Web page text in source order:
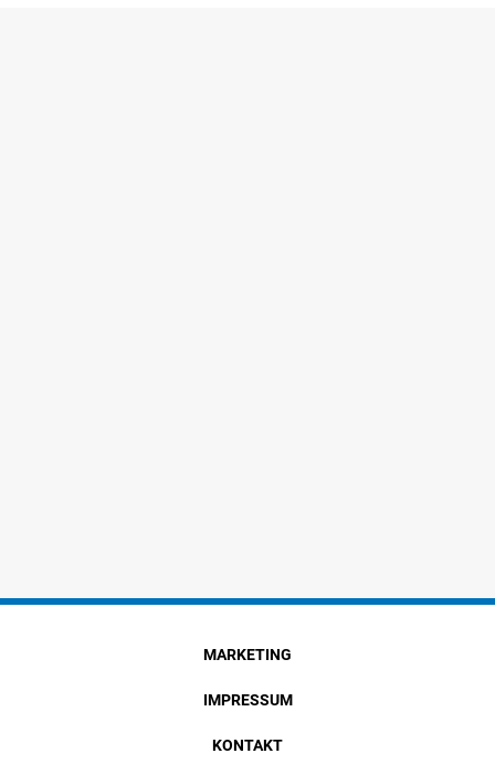
MARKETING
IMPRESSUM
KONTAKT